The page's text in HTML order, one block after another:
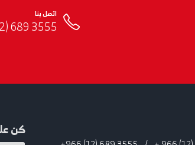
اتصل بنا
3555 689 (12) 966+
كن